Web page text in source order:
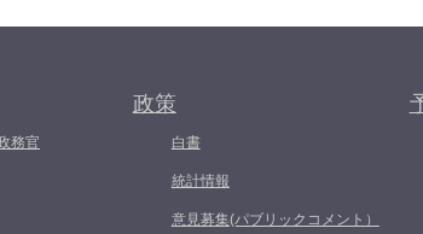
務官
政策
白書
統計情報
意見募集(パブリックコメント）